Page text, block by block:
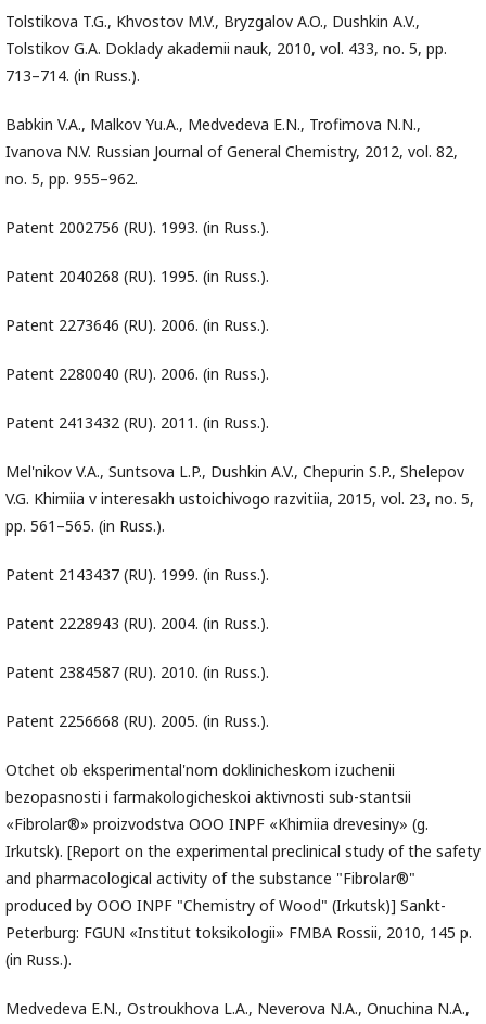
Tolstikova T.G., Khvostov M.V., Bryzgalov A.O., Dushkin A.V.,
Tolstikov G.A. Doklady akademii nauk, 2010, vol. 433, no. 5, pp.
713–714. (in Russ.).
Babkin V.A., Malkov Yu.A., Medvedeva E.N., Trofimova N.N.,
Ivanova N.V. Russian Journal of General Chemistry, 2012, vol. 82,
no. 5, pp. 955–962.
Patent 2002756 (RU). 1993. (in Russ.).
Patent 2040268 (RU). 1995. (in Russ.).
Patent 2273646 (RU). 2006. (in Russ.).
Patent 2280040 (RU). 2006. (in Russ.).
Patent 2413432 (RU). 2011. (in Russ.).
Mel'nikov V.A., Suntsova L.P., Dushkin A.V., Chepurin S.P., Shelepov
V.G. Khimiia v interesakh ustoichivogo razvitiia, 2015, vol. 23, no. 5,
pp. 561–565. (in Russ.).
Patent 2143437 (RU). 1999. (in Russ.).
Patent 2228943 (RU). 2004. (in Russ.).
Patent 2384587 (RU). 2010. (in Russ.).
Patent 2256668 (RU). 2005. (in Russ.).
Otchet ob eksperimental'nom doklinicheskom izuchenii
bezopasnosti i farmakologicheskoi aktivnosti sub-stantsii
«Fibrolar®» proizvodstva OOO INPF «Khimiia drevesiny» (g.
Irkutsk). [Report on the experimental preclinical study of the safety
and pharmacological activity of the substance "Fibrolar®"
produced by OOO INPF "Chemistry of Wood" (Irkutsk)] Sankt-
Peterburg: FGUN «Institut toksikologii» FMBA Rossii, 2010, 145 p.
(in Russ.).
Medvedeva E.N., Ostroukhova L.A., Neverova N.A., Onuchina N.A.,